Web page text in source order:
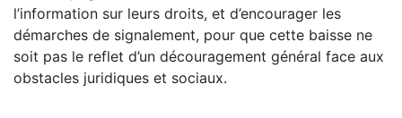
l’information sur leurs droits, et d’encourager les
démarches de signalement, pour que cette baisse ne
soit pas le reflet d’un découragement général face aux
obstacles juridiques et sociaux.